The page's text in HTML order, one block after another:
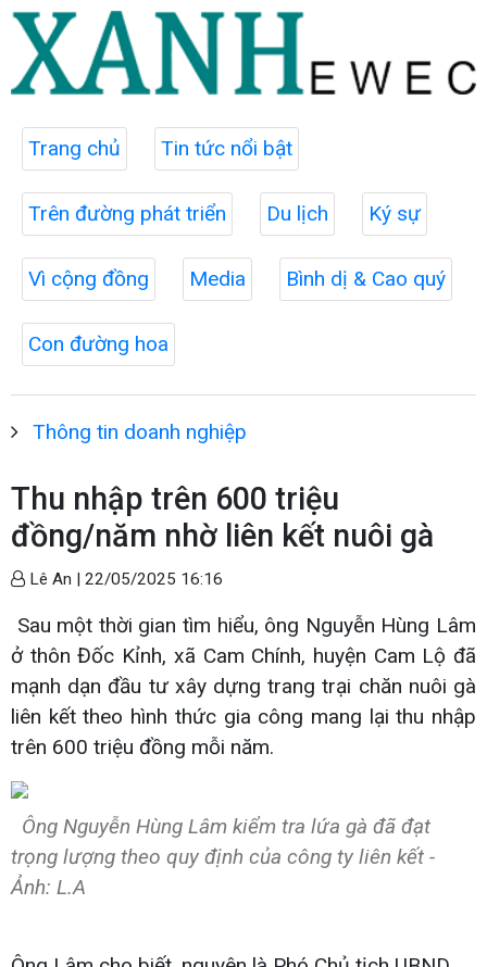
Trang chủ Tin tức nổi bật
Trên đường phát triển Du lịch Ký sự
Vì cộng đồng Media Bình dị & Cao quý
Con đường hoa
Thông tin doanh nghiệp
Thu nhập trên 600 triệu
đồng/năm nhờ liên kết nuôi gà
Lê An | 22/05/2025 16:16
Sau một thời gian tìm hiểu, ông Nguyễn Hùng Lâm
ở thôn Đốc Kỉnh, xã Cam Chính, huyện Cam Lộ đã
mạnh dạn đầu tư xây dựng trang trại chăn nuôi gà
liên kết theo hình thức gia công mang lại thu nhập
trên 600 triệu đồng mỗi năm.
Ông Nguyễn Hùng Lâm kiểm tra lứa gà đã đạt
trọng lượng theo quy định của công ty liên kết -
Ảnh: L.A